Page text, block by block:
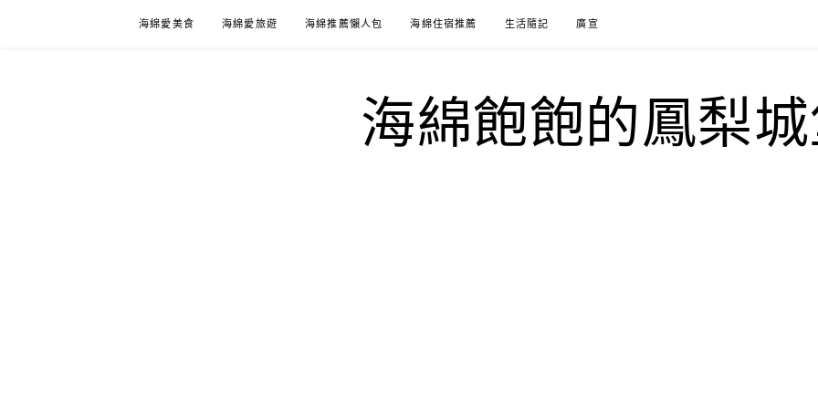
海綿愛美食 海綿愛旅遊 海綿推薦懶人包 海綿住宿推薦 生活隨記 廣宣
海綿飽飽的鳳梨